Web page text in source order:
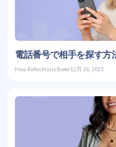
電話番号で相手を探す方
How ToNicklaus Borer12月 26, 2025